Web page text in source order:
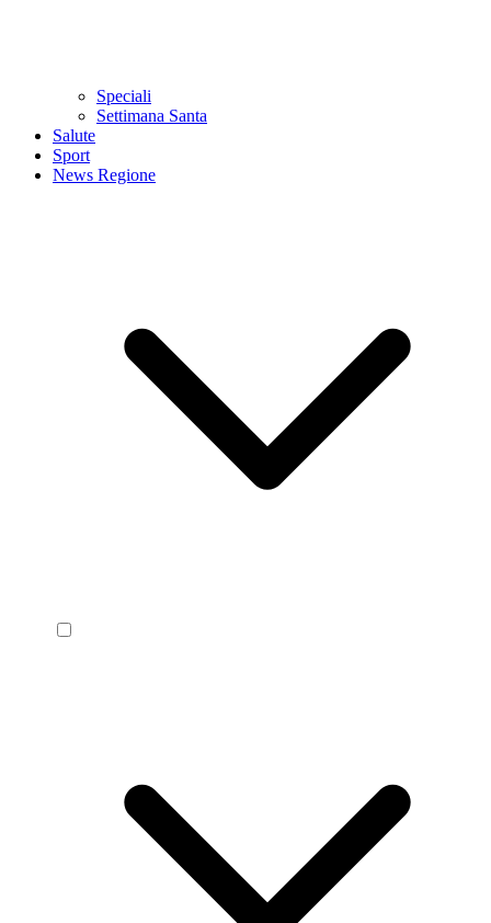
Speciali
Settimana Santa
Salute
Sport
News Regione